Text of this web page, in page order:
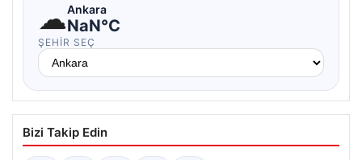
☁Ankara
NaN°C
ŞEHIR SEÇ
Bizi Takip Edin